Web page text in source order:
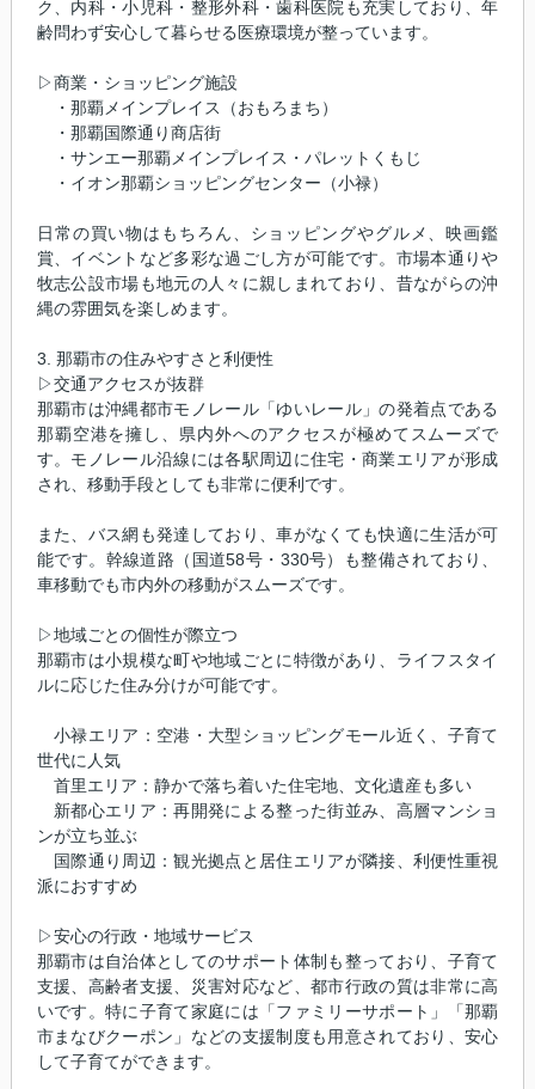
ク、内科・小児科・整形外科・歯科医院も充実しており、年
齢問わず安心して暮らせる医療環境が整っています。
▷商業・ショッピング施設
・那覇メインプレイス（おもろまち）
・那覇国際通り商店街
・サンエー那覇メインプレイス・パレットくもじ
・イオン那覇ショッピングセンター（小禄）
日常の買い物はもちろん、ショッピングやグルメ、映画鑑
賞、イベントなど多彩な過ごし方が可能です。市場本通りや
牧志公設市場も地元の人々に親しまれており、昔ながらの沖
縄の雰囲気を楽しめます。
3. 那覇市の住みやすさと利便性
▷交通アクセスが抜群
那覇市は沖縄都市モノレール「ゆいレール」の発着点である
那覇空港を擁し、県内外へのアクセスが極めてスムーズで
す。モノレール沿線には各駅周辺に住宅・商業エリアが形成
され、移動手段としても非常に便利です。
また、バス網も発達しており、車がなくても快適に生活が可
能です。幹線道路（国道58号・330号）も整備されており、
車移動でも市内外の移動がスムーズです。
▷地域ごとの個性が際立つ
那覇市は小規模な町や地域ごとに特徴があり、ライフスタイ
ルに応じた住み分けが可能です。
小禄エリア：空港・大型ショッピングモール近く、子育て
世代に人気
首里エリア：静かで落ち着いた住宅地、文化遺産も多い
新都心エリア：再開発による整った街並み、高層マンショ
ンが立ち並ぶ
国際通り周辺：観光拠点と居住エリアが隣接、利便性重視
派におすすめ
▷安心の行政・地域サービス
那覇市は自治体としてのサポート体制も整っており、子育て
支援、高齢者支援、災害対応など、都市行政の質は非常に高
いです。特に子育て家庭には「ファミリーサポート」「那覇
市まなびクーポン」などの支援制度も用意されており、安心
して子育てができます。